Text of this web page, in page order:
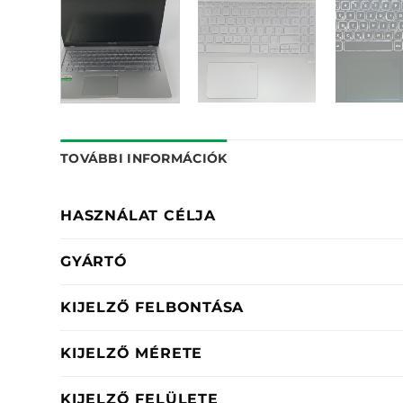
TOVÁBBI INFORMÁCIÓK
HASZNÁLAT CÉLJA
GYÁRTÓ
KIJELZŐ FELBONTÁSA
KIJELZŐ MÉRETE
KIJELZŐ FELÜLETE